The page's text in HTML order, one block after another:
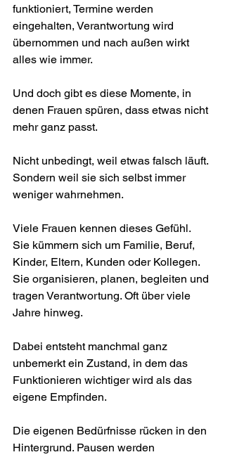
funktioniert, Termine werden
eingehalten, Verantwortung wird
übernommen und nach außen wirkt
alles wie immer.
Und doch gibt es diese Momente, in
denen Frauen spüren, dass etwas nicht
mehr ganz passt.
Nicht unbedingt, weil etwas falsch läuft.
Sondern weil sie sich selbst immer
weniger wahrnehmen.
Viele Frauen kennen dieses Gefühl.
Sie kümmern sich um Familie, Beruf,
Kinder, Eltern, Kunden oder Kollegen.
Sie organisieren, planen, begleiten und
tragen Verantwortung. Oft über viele
Jahre hinweg.
Dabei entsteht manchmal ganz
unbemerkt ein Zustand, in dem das
Funktionieren wichtiger wird als das
eigene Empfinden.
Die eigenen Bedürfnisse rücken in den
Hintergrund. Pausen werden